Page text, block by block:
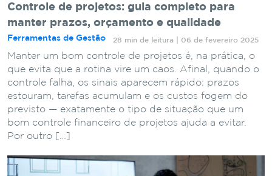
Controle de projetos: guia completo para
manter prazos, orçamento e qualidade
Ferramentas de Gestão 28 min de leitura | 06 de fevereiro 2025
Manter um bom controle de projetos é, na prática, o
que evita que a rotina vire um caos. Afinal, quando o
controle falha, os sinais aparecem rápido: prazos
estouram, tarefas acumulam e os custos fogem do
previsto — exatamente o tipo de situação que um
bom controle financeiro de projetos ajuda a evitar.
Por outro […]